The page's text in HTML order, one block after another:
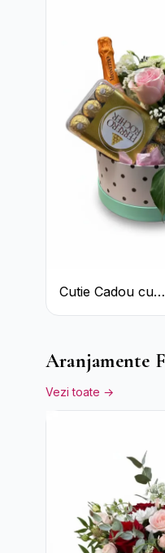
Cutie Cadou cu
Prosecco
Pastelate
Aranjamente
Vezi toate →